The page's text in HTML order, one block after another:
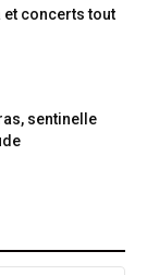
et concerts tout
sentinelle